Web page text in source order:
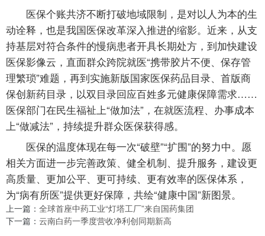
医保个账共济不断打破地域限制，是对以人为本的生
动诠释，也是我国医保改革深入推进的缩影。近来，从支
持基层对符合条件的慢病患者开具长期处方，到加快建设
医保影像云，直面群众跨院就医“携带胶片不便、保存管
理繁琐”难题，再到实施新版国家医保药品目录、首版商
保创新药目录，以双目录回应百姓多元健康保障需求……
医保部门在民生福祉上“做加法”，在就医流程、办事成本
上“做减法”，持续提升群众医保获得感。
医保的温度体现在每一次“破壁”“扩围”的努力中。愿
相关方面进一步完善政策、健全机制、提升服务，建设更
高质量、更加公平、更可持续、更有效率的医保体系，
为“病有所医”提供更好保障，共绘“健康中国”新图景。
上一篇： 全球首座中药工业“灯塔工厂”来自国药集团
下一篇： 云南白药一季度营收净利创同期新高